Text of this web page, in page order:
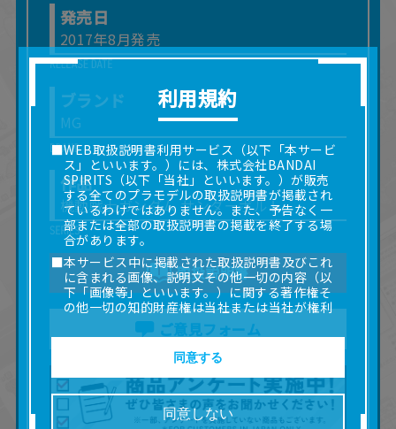
発売日
2017年8月発売
ブランド
MG
作品
機動戦士ガンダム サンダーボルト
取扱説明書
ご意見フォーム
利用規約
■WEB取扱説明書利用サービス（以下「本サービ
ス」といいます。）には、株式会社BANDAI
SPIRITS（以下「当社」といいます。）が販売
する全てのプラモデルの取扱説明書が掲載され
ているわけではありません。また、予告なく一
部または全部の取扱説明書の掲載を終了する場
合があります。
■本サービス中に掲載された取扱説明書及びこれ
に含まれる画像、説明文その他一切の内容（以
下「画像等」といいます。）に関する著作権そ
の他一切の知的財産権は当社または当社が権利
の許諾を受ける第三者に帰属します。
使用（本サービス内の意見投稿の目的での画像
等の利用を含みます。）を超えて使用（複製、
複写、改変、掲示、頒布、配信、販売、出版等
を含むがこれに限りません。）することは禁止
いたします。
同意しない
同意する